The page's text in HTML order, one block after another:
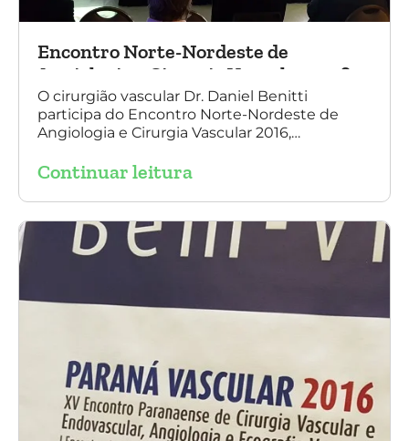
Encontro Norte-Nordeste de
Angiologia e Cirurgia Vascular 2016
O cirurgião vascular Dr. Daniel Benitti
participa do Encontro Norte-Nordeste de
Angiologia e Cirurgia Vascular 2016,
aneurisma da Aorta.
Continuar leitura